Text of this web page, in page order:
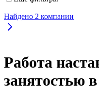
Найдено 2 компании
Работа
занятостью